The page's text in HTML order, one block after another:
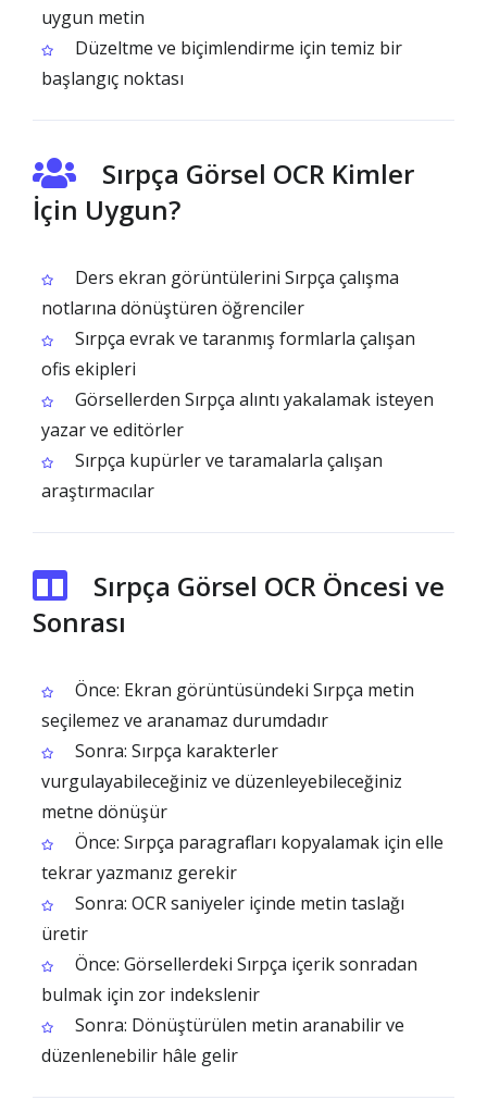
uygun metin
Düzeltme ve biçimlendirme için temiz bir
başlangıç noktası
Sırpça Görsel OCR Kimler
İçin Uygun?
Ders ekran görüntülerini Sırpça çalışma
notlarına dönüştüren öğrenciler
Sırpça evrak ve taranmış formlarla çalışan
ofis ekipleri
Görsellerden Sırpça alıntı yakalamak isteyen
yazar ve editörler
Sırpça kupürler ve taramalarla çalışan
araştırmacılar
Sırpça Görsel OCR Öncesi ve
Sonrası
Önce: Ekran görüntüsündeki Sırpça metin
seçilemez ve aranamaz durumdadır
Sonra: Sırpça karakterler
vurgulayabileceğiniz ve düzenleyebileceğiniz
metne dönüşür
Önce: Sırpça paragrafları kopyalamak için elle
tekrar yazmanız gerekir
Sonra: OCR saniyeler içinde metin taslağı
üretir
Önce: Görsellerdeki Sırpça içerik sonradan
bulmak için zor indekslenir
Sonra: Dönüştürülen metin aranabilir ve
düzenlenebilir hâle gelir